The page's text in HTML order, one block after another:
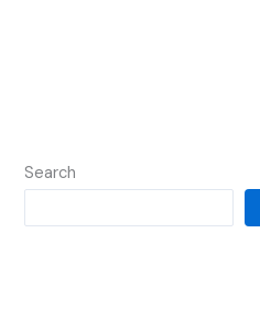
Search